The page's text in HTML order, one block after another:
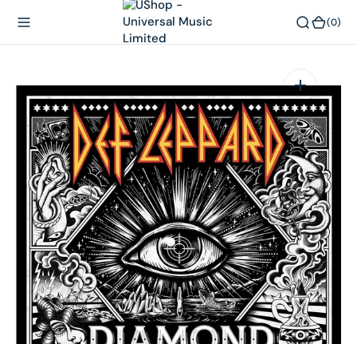
(0)
在
相
簿
中
開